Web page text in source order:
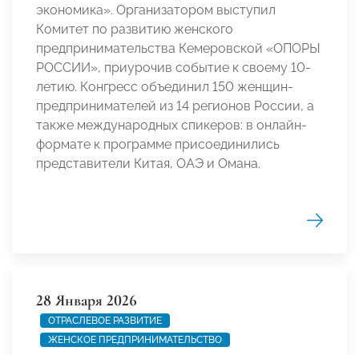
экономика». Организатором выступил
Комитет по развитию женского
предпринимательства Кемеровской «ОПОРЫ
РОССИИ», приурочив событие к своему 10-
летию. Конгресс объединил 150 женщин-
предпринимателей из 14 регионов России, а
также международных спикеров: в онлайн-
формате к программе присоединились
представители Китая, ОАЭ и Омана.
28 Января 2026
ОТРАСЛЕВОЕ РАЗВИТИЕ
ЖЕНСКОЕ ПРЕДПРИНИМАТЕЛЬСТВО